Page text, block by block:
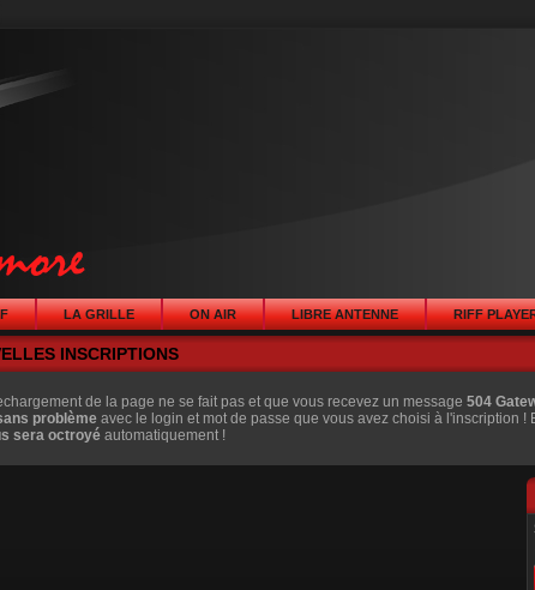
LA GRILLE ON AIR LIBRE ANTENNE RIFF
INSCRIPTIONS
de la page ne se fait pas et que vous recevez un message 504
problème avec le login et mot de passe que vous avez choisi à l'inscription !
sera octroyé automatiquement !